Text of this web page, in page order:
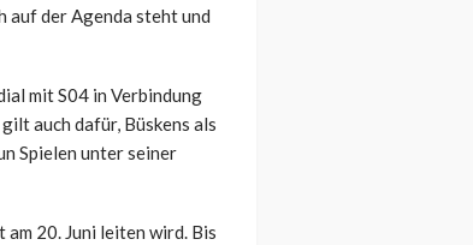
auf der Agenda steht und
mit S04 in Verbindung
auch dafür, Büskens als
Spielen unter seiner
20. Juni leiten wird. Bis